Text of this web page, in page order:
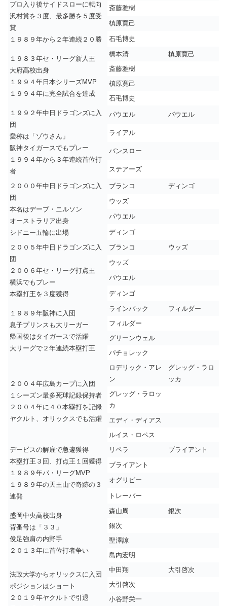
プロ入り後サイドスローに転向
沢村賞を３度、最多勝を５度受
賞
１９８９年から２年連続２０勝
斎藤雅樹
槙原寛己
石毛博史
１９８３年セ・リーグ新人王
大府高校出身
１９９４年日本シリーズMVP
１９９４年に完全試合を達成
橋本清
槙原寛己
斎藤雅樹
槙原寛己
石毛博史
１９９２年中日ドラゴンズに入
団
愛称は「ゾウさん」
阪神タイガースでもプレー
１９９４年から３年連続首位打
者
パウエル パウエル
ライアル
バンスロー
ステアーズ
２０００年中日ドラゴンズに入
団
本名はデーブ・ニルソン
オーストラリア出身
シドニー五輪に出場
ブランコ
ディンゴ
ウッズ
パウエル
ディンゴ
２００５年中日ドラゴンズに入
団
２００６年セ・リーグ打点王
横浜でもプレー
本塁打王を３度獲得
ブランコ
ウッズ
ウッズ
パウエル
ディンゴ
１９８９年阪神に入団
息子プリンスも大リーガー
帰国後はタイガースで活躍
大リーグで２年連続本塁打王
ラインバック
フィルダー
フィルダー
グリーンウェル
パチョレック
２００４年広島カープに入団
１シーズン最多死球記録保持者
２００４年に４０本塁打を記録
ヤクルト、オリックスでも活躍
ロデリック・アレ
ン
グレッグ・ラロ
ッカ
グレッグ・ラロッ
カ
エディ・ディアス
ルイス・ロペス
デービスの解雇で急遽獲得
本塁打王３回、打点王１回獲得
１９８９年パ・リーグMVP
１９８９年の天王山で奇跡の３
連発
リペラ
ブライアント
ブライアント
オグリビー
トレーバー
盛岡中央高校出身
背番号は「３３」
俊足強肩の内野手
２０１３年に首位打者争い
森山周
銀次
銀次
聖澤諒
島内宏明
法政大学からオリックスに入団
ポジションはショート
２０１９年ヤクルトで引退
中田翔
大引啓次
大引啓次
小谷野栄一